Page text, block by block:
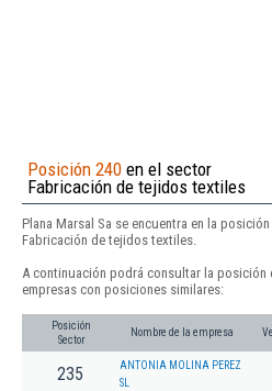
Posición 240 en el sector
Fabricación de tejidos textiles
Plana Marsal Sa se encuentra en la
Fabricación de tejidos textiles.
A continuación podrá consultar la posición
empresas con posiciones similares:
Posición
Sector
Nombre de la empresa
235
ANTONIA MOLINA PEREZ
SL